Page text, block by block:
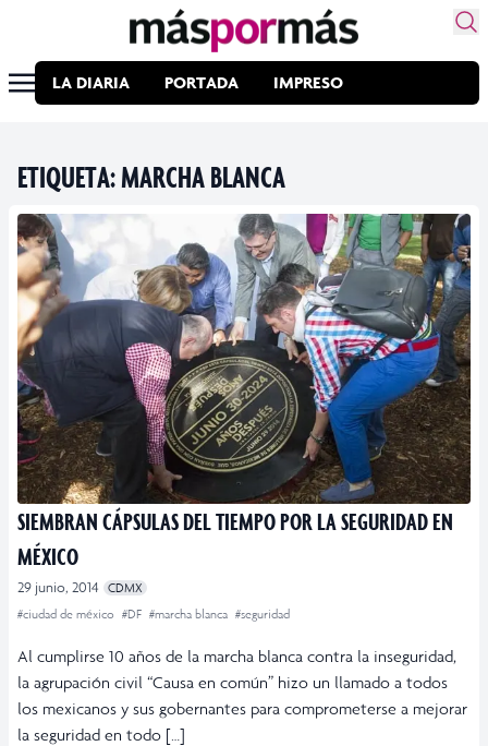
LA DIARIA PORTADA IMPRESO
ETIQUETA:MARCHA BLANCA
SIEMBRAN CÁPSULAS DEL TIEMPO POR LA SEGURIDAD EN
MÉXICO
29 junio, 2014
CDMX
#ciudad de méxico #DF #marcha blanca #seguridad
Al cumplirse 10 años de la marcha blanca contra la inseguridad,
la agrupación civil “Causa en común” hizo un llamado a todos
los mexicanos y sus gobernantes para comprometerse a mejorar
la seguridad en todo […]